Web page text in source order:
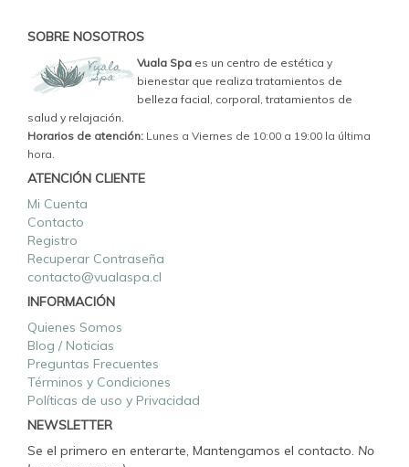
SOBRE NOSOTROS
Vuala Spa es un centro de estética y
bienestar que realiza tratamientos de
belleza facial, corporal, tratamientos de
salud y relajación.
Horarios de atención: Lunes a Viernes de 10:00 a 19:00 la última
hora.
ATENCIÓN CLIENTE
Mi Cuenta
Contacto
Registro
Recuperar Contraseña
contacto@vualaspa.cl
INFORMACIÓN
Quienes Somos
Blog / Noticias
Preguntas Frecuentes
Términos y Condiciones
Políticas de uso y Privacidad
NEWSLETTER
Se el primero en enterarte, Mantengamos el contacto. No